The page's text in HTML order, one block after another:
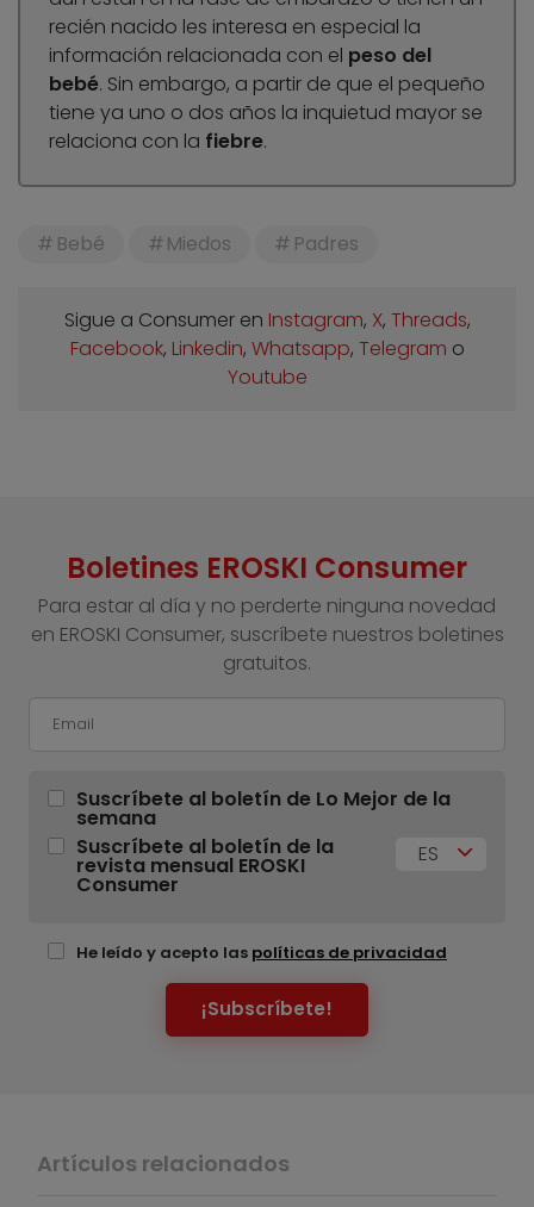
recién nacido les interesa en especial la
información relacionada con el peso del
bebé. Sin embargo, a partir de que el pequeño
tiene ya uno o dos años la inquietud mayor se
relaciona con la fiebre.
Bebé Miedos Padres
Sigue a Consumer en Instagram, X, Threads,
Facebook, Linkedin, Whatsapp, Telegram o
Youtube
Boletines EROSKI Consumer
Para estar al día y no perderte ninguna novedad
en EROSKI Consumer, suscríbete nuestros boletines
gratuitos.
Suscríbete al boletín de Lo Mejor de la
semana
Suscríbete al boletín de la
revista mensual EROSKI
Consumer
ES
He leído y acepto las políticas de privacidad
¡Subscríbete!
Artículos relacionados